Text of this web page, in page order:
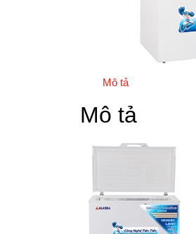
Mô tả
Mô tả